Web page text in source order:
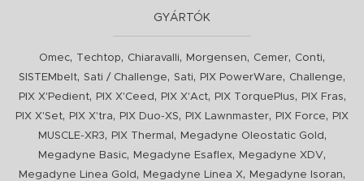
GYÁRTÓK
Omec, Techtop, Chiaravalli, Morgensen, Cemer, Conti,
SISTEMbelt, Sati / Challenge, Sati, PIX PowerWare, Challenge,
PIX X'Pedient, PIX X'Ceed , PIX X'Act, PIX TorquePlus, PIX Fras,
PIX X'Set, PIX X'tra, PIX Duo-XS, PIX Lawnmaster, PIX Force,
PIX
MUSCLE-XR3, PIX Thermal , Megadyne Oleostatic Gold ,
Megadyne Basic, Megadyne Esaflex, Megadyne XDV,
Megadyne Linea Gold , Megadyne Linea X, Megadyne Isoran,